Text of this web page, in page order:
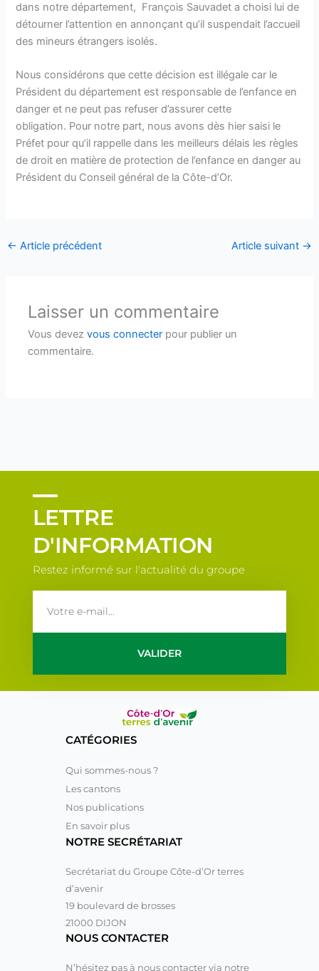
dans notre département, François Sauvadet a choisi lui de
détourner l’attention en annonçant qu’il suspendait l’accueil
des mineurs étrangers isolés.
Nous considérons que cette décision est illégale car le
Président du département est responsable de l’enfance en
danger et ne peut pas refuser d’assurer cette
obligation. Pour notre part, nous avons dès hier saisi le
Préfet pour qu’il rappelle dans les meilleurs délais les règles
de droit en matière de protection de l’enfance en danger au
Président du Conseil général de la Côte-d’Or.
← Article précédent Article suivant →
Laisser un commentaire
Vous devezvous connecter pour publier un
commentaire.
LETTRE
D'INFORMATION
Restez informé sur l'actualité du groupe
VALIDER
CATÉGORIES
Qui sommes-nous ?
Les cantons
Nos publications
En savoir plus
NOTRE SECRÉTARIAT
Secrétariat du Groupe Côte-d’Or terres
d’avenir
19 boulevard de brosses
21000 DIJON
NOUS CONTACTER
N’hésitez pas à nous contacter via notre